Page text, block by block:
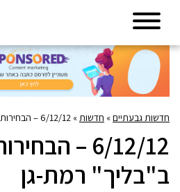
חדשות גבעתיים» חדשות » 6/12/12 – הבחירות לכנסת גם ב"בליך" רמת-גן
6/12/12 –
ב"בליך" רמת-גן